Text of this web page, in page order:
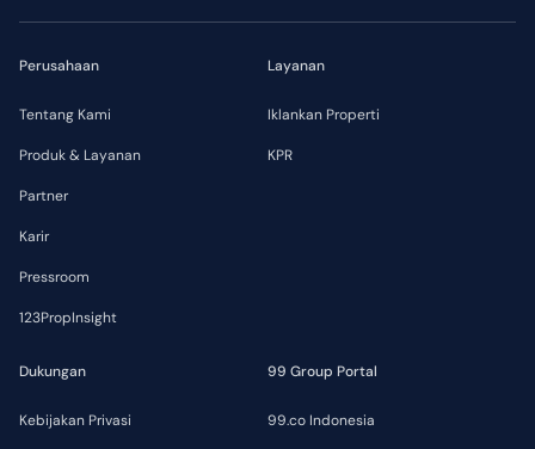
Perusahaan
Tentang Kami
Produk & Layanan
Partner
Karir
Pressroom
123PropInsight
Layanan
Iklankan Properti
KPR
Dukungan
Kebijakan Privasi
99 Group Portal
99.co Indonesia